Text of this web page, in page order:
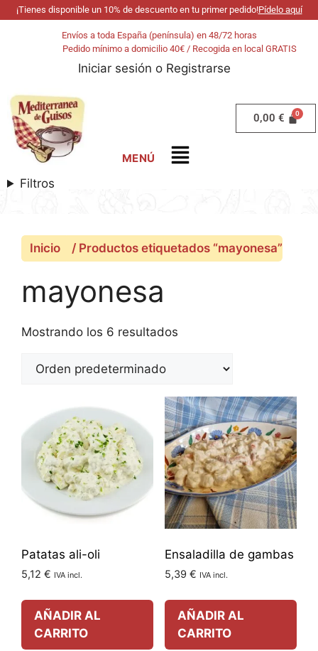
¡Tienes disponible un 10% de descuento en tu primer pedido!Pídelo aquí
Envíos a toda España (península) en 48/72 horas
Pedido mínimo a domicilio 40€ / Recogida en local GRATIS
Iniciar sesión o Registrarse
0,00 €
Filtros
Inicio / Productos etiquetados “mayonesa”
mayonesa
Mostrando los 6 resultados
Patatas ali-oli
5,12 € IVA incl.
AÑADIR AL
CARRITO
Ensaladilla de gambas
5,39 € IVA incl.
AÑADIR AL
CARRITO